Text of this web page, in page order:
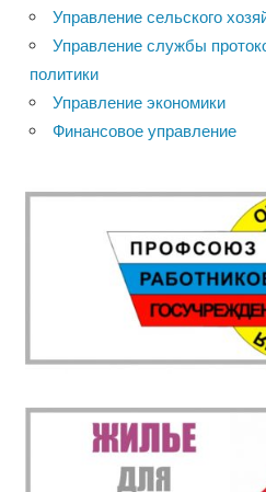
Управление сельского
Управление службы
политики
Управление экономики
Финансовое управление